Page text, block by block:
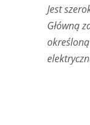
Jest
Główną